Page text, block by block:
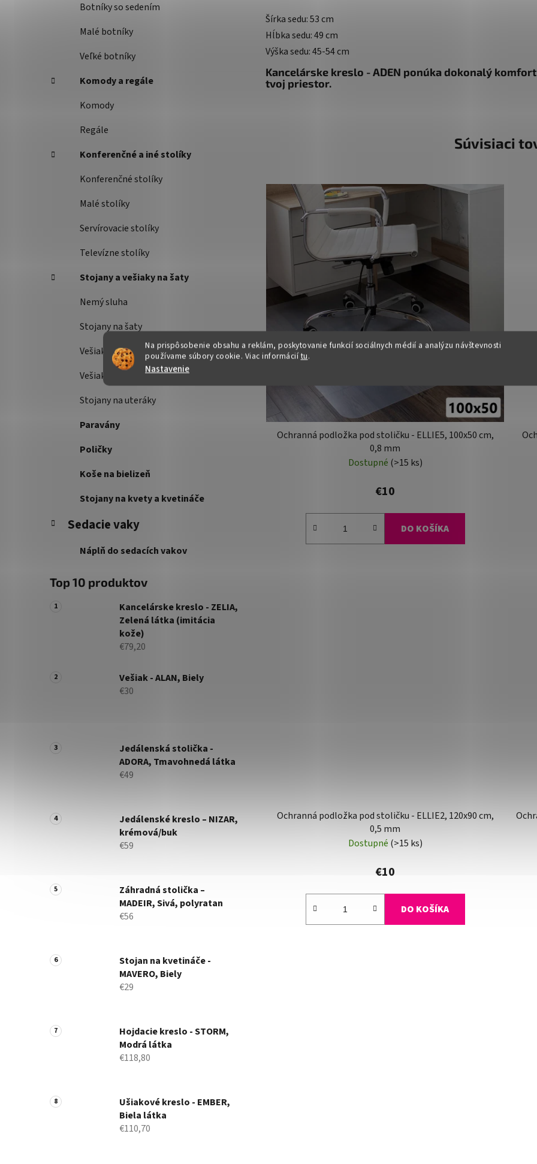
Na prispôsobenie obsahu a reklám, poskytovanie funkcií sociálnych médií a analýzu návštevnosti
používame súbory cookie. Viac informácií tu.
Nastavenie
Botníky so sedením
Malé botníky
Veľké botníky
Komody a regále
Komody
Regále
Konferenčné a iné stolíky
Konferenčné stolíky
Malé stolíky
Servírovacie stolíky
Televízne stolíky
Stojany a vešiaky na šaty
Nemý sluha
Stojany na šaty
Vešiaky
Vešiakové steny
Stojany na uteráky
Paravány
Poličky
Koše na bielizeň
Stojany na kvety a kvetináče
Sedacie vaky
Náplň do sedacích vakov
Top 10 produktov
Kancelárske kreslo - ZELIA,
Zelená látka (imitácia
kože)
€79,20
Vešiak - ALAN, Biely
€30
Jedálenská stolička -
ADORA, Tmavohnedá látka
€49
Jedálenské kreslo – NIZAR,
krémová/buk
€59
Záhradná stolička –
MADEIR, Sivá, polyratan
€56
Stojan na kvetináče -
MAVERO, Biely
€29
Hojdacie kreslo - STORM,
Modrá látka
€118,80
Ušiakové kreslo - EMBER,
Biela látka
€110,70
Šírka sedu: 53 cm
Hĺbka sedu: 49 cm
Výška sedu: 45-54 cm
Kancelárske kreslo - ADEN ponúka dokonalý
tvoj priestor.
Súvisiaci
Ochranná podložka pod stoličku - ELLIE5, 100x50 cm,
0,8 mm
Dostupné (>15 ks)
€10
DO KOŠÍKA
Ochranná podložka pod stoličku - ELLIE2, 120x90 cm,
0,5 mm
Dostupné (>15 ks)
€10
DO KOŠÍKA